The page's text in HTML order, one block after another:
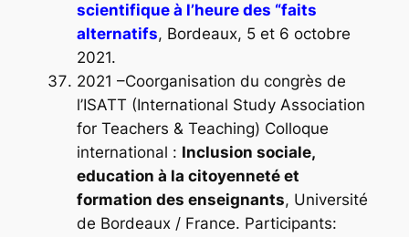
scientifique à l’heure des “faits
alternatifs, Bordeaux, 5 et 6 octobre
2021.
2021 –Coorganisation du congrès de
l’ISATT (International Study Association
for Teachers & Teaching) Colloque
international : Inclusion sociale,
education à la citoyenneté et
formation des enseignants, Université
de Bordeaux / France. Participants: